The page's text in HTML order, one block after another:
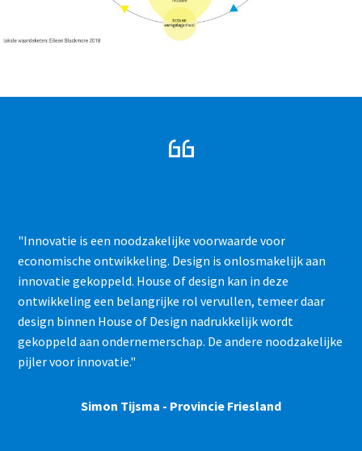
"Innovatie is een noodzakelijke voorwaarde voor
economische ontwikkeling. Design is onlosmakelijk aan
innovatie gekoppeld. House of design kan in deze
ontwikkeling een belangrijke rol vervullen, temeer daar
design binnen House of Design nadrukkelijk wordt
gekoppeld aan ondernemerschap. De andere noodzakelijke
pijler voor innovatie."
Simon Tijsma - Provincie Friesland